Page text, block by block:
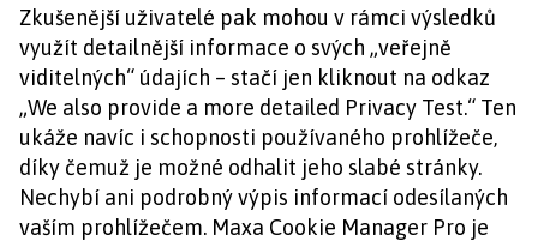
Zkušenější uživatelé pak mohou v rámci výsledků
využít detailnější informace o svých „veřejně
viditelných“ údajích – stačí jen kliknout na odkaz
„We also provide a more detailed Privacy Test.“ Ten
ukáže navíc i schopnosti používaného prohlížeče,
díky čemuž je možné odhalit jeho slabé stránky.
Nechybí ani podrobný výpis informací odesílaných
vaším prohlížečem. Maxa Cookie Manager Pro je